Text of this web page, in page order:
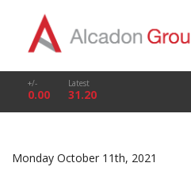
+/-
0.00
Latest
31.20
Monday October 11th, 2021